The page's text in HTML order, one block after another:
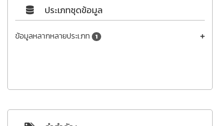
ประเภทชุดข้อมูล
ข้อมูลหลากหลายประเภท 1